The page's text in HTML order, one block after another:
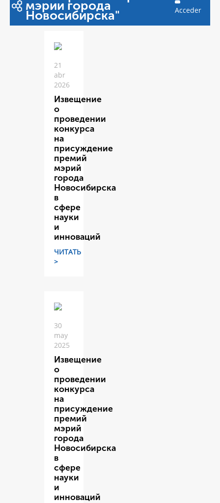
мэрии города
Новосибирска" Acceder
21
abr
2026
Извещение
о
проведении
конкурса
на
присуждение
премий
мэрий
города
Новосибирска
в
сфере
науки
и
инноваций
ЧИТАТЬ
>
30
may
2025
Извещение
о
проведении
конкурса
на
присуждение
премий
мэрий
города
Новосибирска
в
сфере
науки
и
инноваций